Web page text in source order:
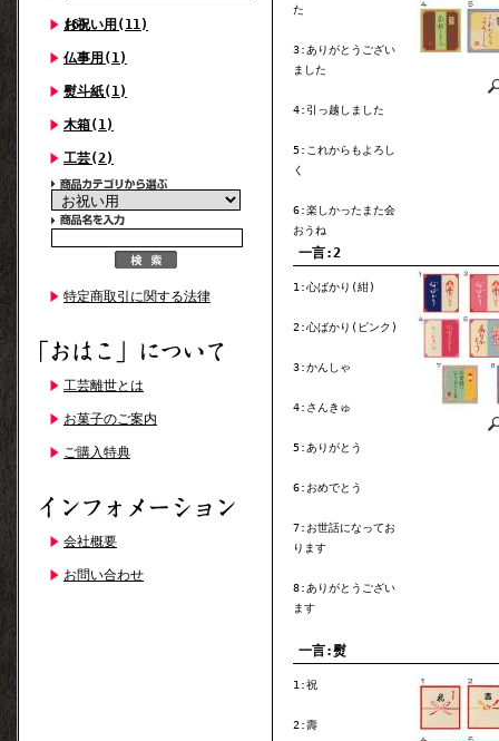
(6)
お祝い用(11)
仏事用(1)
熨斗紙(1)
木箱(1)
工芸(2)
特定商取引に関する法律
工芸離世とは
お菓子のご案内
ご購入特典
会社概要
お問い合わせ
た
3:ありがとうござい
ました
4:引っ越しました
5:これからもよろし
く
6:楽しかったまた会
おうね
一言:2
1:心ばかり(紺)
2:心ばかり(ピンク)
3:かんしゃ
4:さんきゅ
5:ありがとう
6:おめでとう
7:お世話になってお
ります
8:ありがとうござい
ます
一言:熨
1:祝
2:壽